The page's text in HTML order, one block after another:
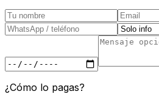
¿Cómo lo pagas?